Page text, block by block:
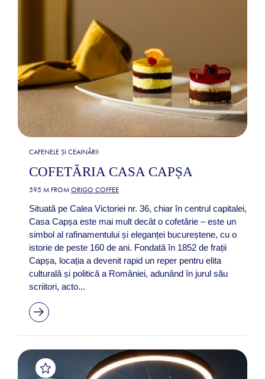
CAFENELE ȘI CEAINĂRII
COFETĂRIA CASA CAPȘA
595 M FROM ORIGO COFFEE
Situată pe Calea Victoriei nr. 36, chiar în centrul capitalei,
Casa Capșa este mai mult decât o cofetărie – este un
simbol al rafinamentului și eleganței bucureștene, cu o
istorie de peste 160 de ani. Fondată în 1852 de frații
Capșa, locația a devenit rapid un reper pentru elita
culturală și politică a României, adunând în jurul său
scriitori, acto...